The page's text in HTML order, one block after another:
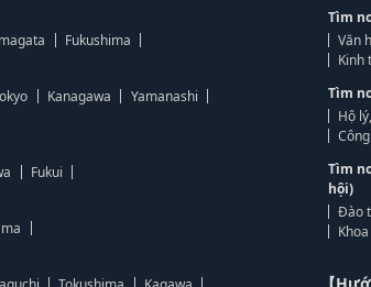
Fukushima
Kanagawa
Yamanashi
Fukui
Tìm
Văn
Kinh
Tìm
Hộ
Tìm
hội)
Đào